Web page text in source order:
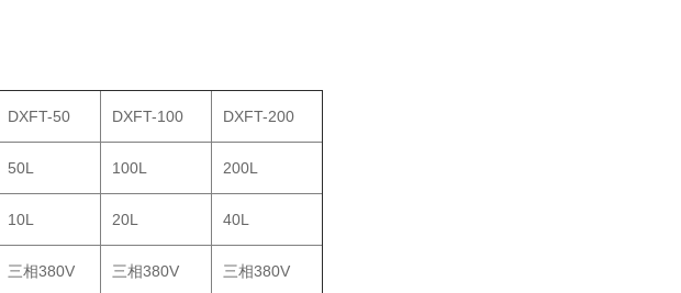
DXFT-50 DXFT-100 DXFT-200
50L 100L 200L
10L 20L 40L
三相380V 三相380V 三相380V